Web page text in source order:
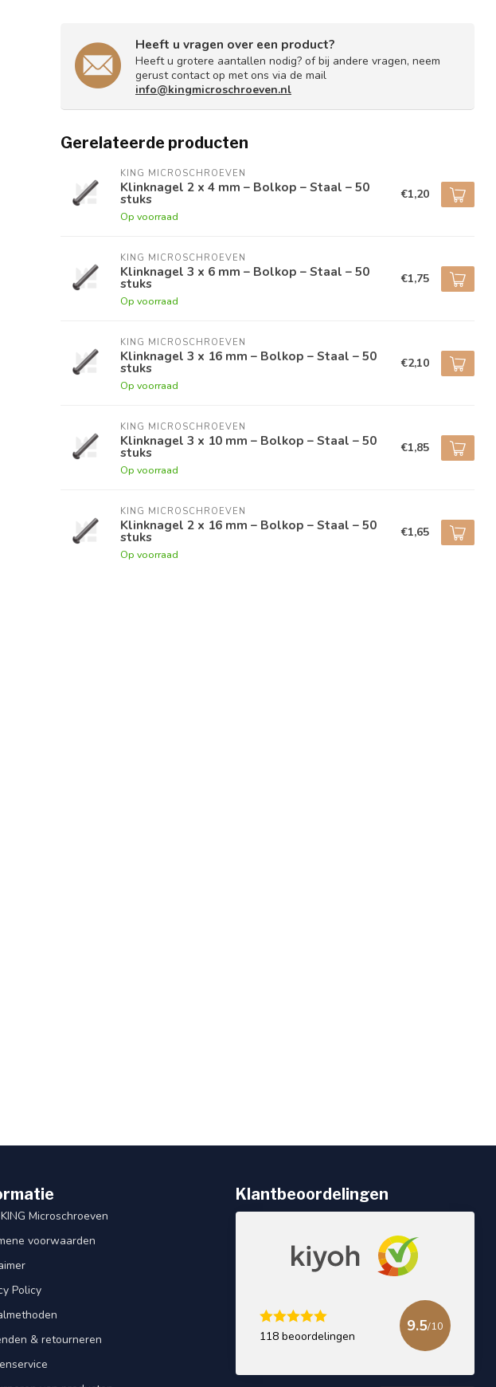
Heeft u vragen over een product?
Heeft u grotere aantallen nodig? of bij andere vragen, neem
gerust contact op met ons via de mail
info@kingmicroschroeven.nl
Gerelateerde producten
KING MICROSCHROEVEN
Klinknagel 2 x 4 mm – Bolkop – Staal – 50
stuks
Op voorraad
€1,20
KING MICROSCHROEVEN
Klinknagel 3 x 6 mm – Bolkop – Staal – 50
stuks
Op voorraad
€1,75
KING MICROSCHROEVEN
Klinknagel 3 x 16 mm – Bolkop – Staal – 50
stuks
Op voorraad
€2,10
KING MICROSCHROEVEN
Klinknagel 3 x 10 mm – Bolkop – Staal – 50
stuks
Op voorraad
€1,85
KING MICROSCHROEVEN
Klinknagel 2 x 16 mm – Bolkop – Staal – 50
stuks
Op voorraad
€1,65
Microschroeven
voorwaarden
Policy
& retourneren
Klantbeoordelingen
118 beoordelingen
9.5/10